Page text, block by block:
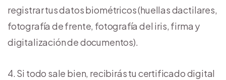
registrar tus datos biométricos (huellas dactilares,
fotografía de frente, fotografía del iris, firma y
digitalización de documentos).
Si todo sale bien, recibirás tu certificado digital